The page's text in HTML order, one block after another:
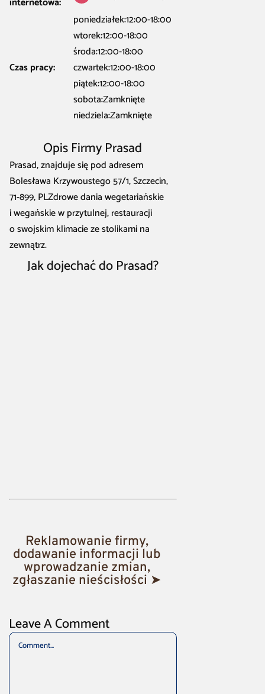
Czas pracy:
poniedziałek:12:00-18:00
wtorek:12:00-18:00
środa:12:00-18:00
czwartek:12:00-18:00
piątek:12:00-18:00
sobota:Zamknięte
niedziela:Zamknięte
Opis Firmy Prasad
Prasad, znajduje się pod adresem
Bolesława Krzywoustego 57/1, Szczecin,
71-899, PLZdrowe dania wegetariańskie
i wegańskie w przytulnej, restauracji
o swojskim klimacie ze stolikami na
zewnątrz.
Jak dojechać do Prasad?
Reklamowanie firmy,
dodawanie informacji lub
wprowadzanie zmian,
zgłaszanie nieścisłości ➤
Leave A Comment
Comment